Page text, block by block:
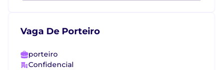
Vaga De Porteiro
porteiro
Confidencial